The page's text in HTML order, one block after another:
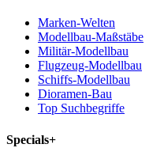
Marken-Welten
Modellbau-Maßstäbe
Militär-Modellbau
Flugzeug-Modellbau
Schiffs-Modellbau
Dioramen-Bau
Top Suchbegriffe
Specials+